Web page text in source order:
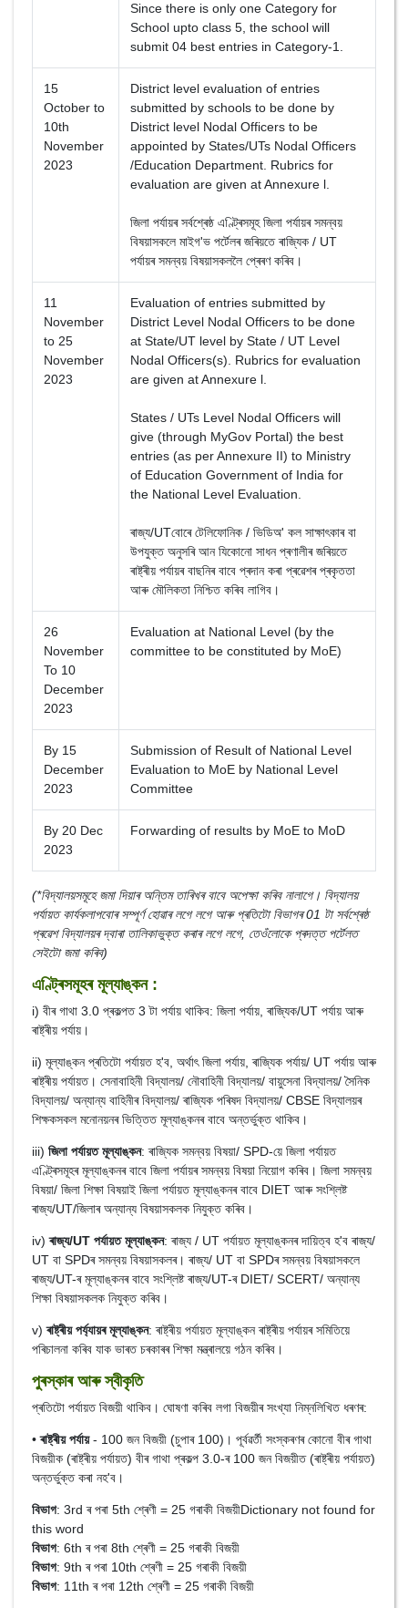
Since there is only one Category for
School upto class 5, the school will
submit 04 best entries in Category-1.
15
October to
10th
November
2023
District level evaluation of entries
submitted by schools to be done by
District level Nodal Officers to be
appointed by States/UTs Nodal Officers
/Education Department. Rubrics for
evaluation are given at Annexure l.
জিলা পৰ্যায়ৰ সৰ্বশ্ৰেষ্ঠ এণ্ট্ৰিসমূহ জিলা পৰ্যায়ৰ সমন্বয়
বিষয়াসকলে মাইগ'ভ পৰ্টেলৰ জৰিয়তে ৰাজ্যিক / UT
পৰ্যায়ৰ সমন্বয় বিষয়াসকললৈ প্ৰেৰণ কৰিব।
11
November
to 25
November
2023
Evaluation of entries submitted by
District Level Nodal Officers to be done
at State/UT level by State / UT Level
Nodal Officers(s). Rubrics for evaluation
are given at Annexure l.
States / UTs Level Nodal Officers will
give (through MyGov Portal) the best
entries (as per Annexure II) to Ministry
of Education Government of India for
the National Level Evaluation.
ৰাজ্য/UTবোৰে টেলিফোনিক / ভিডিঅ' কল সাক্ষাৎকাৰ বা
উপযুক্ত অনুসৰি আন যিকোনো সাধন প্ৰণালীৰ জৰিয়তে
ৰাষ্ট্ৰীয় পৰ্যায়ৰ বাছনিৰ বাবে প্ৰদান কৰা প্ৰৱেশৰ প্ৰকৃততা
আৰু মৌলিকতা নিশ্চিত কৰিব লাগিব।
26
November
To 10
December
2023
Evaluation at National Level (by the
committee to be constituted by MoE)
By 15
December
2023
Submission of Result of National Level
Evaluation to MoE by National Level
Committee
By 20 Dec
2023
Forwarding of results by MoE to MoD
(*বিদ্যালয়সমূহে জমা দিয়াৰ অন্তিম তাৰিখৰ বাবে অপেক্ষা কৰিব নালাগে। বিদ্যালয়
পৰ্যায়ত কাৰ্যকলাপবোৰ সম্পূৰ্ণ হোৱাৰ লগে লগে আৰু প্ৰতিটো বিভাগৰ 01 টা সৰ্বশ্ৰেষ্ঠ
প্ৰৱেশ বিদ্যালয়ৰ দ্বাৰা তালিকাভুক্ত কৰাৰ লগে লগে, তেওঁলোকে প্ৰদত্ত পৰ্টেলত
সেইটো জমা কৰিব)
এণ্ট্ৰিসমূহৰ মূল্যাঙ্কন :
i) বীৰ গাথা 3.0 প্ৰকল্পত 3 টা পৰ্যায় থাকিব: জিলা পৰ্যায়, ৰাজ্যিক/UT পৰ্যায় আৰু
ৰাষ্ট্ৰীয় পৰ্যায়।
ii) মূল্যাঙ্কন প্ৰতিটো পৰ্যায়ত হ'ব, অৰ্থাৎ জিলা পৰ্যায়, ৰাজ্যিক পৰ্যায়/ UT পৰ্যায় আৰু
ৰাষ্ট্ৰীয় পৰ্যায়ত। সেনাবাহিনী বিদ্যালয়/ নৌবাহিনী বিদ্যালয়/ বায়ুসেনা বিদ্যালয়/ সৈনিক
বিদ্যালয়/ অন্যান্য বাহিনীৰ বিদ্যালয়/ ৰাজ্যিক পৰিষদ বিদ্যালয়/ CBSE বিদ্যালয়ৰ
শিক্ষকসকল মনোনয়নৰ ভিত্তিত মূল্যাঙ্কনৰ বাবে অন্তৰ্ভুক্ত থাকিব।
iii) জিলা পৰ্যায়ত মূল্যাঙ্কন: ৰাজ্যিক সমন্বয় বিষয়া/ SPD-য়ে জিলা পৰ্যায়ত
এণ্ট্ৰিসমূহৰ মূল্যাঙ্কনৰ বাবে জিলা পৰ্যায়ৰ সমন্বয় বিষয়া নিয়োগ কৰিব। জিলা সমন্বয়
বিষয়া/ জিলা শিক্ষা বিষয়াই জিলা পৰ্যায়ত মূল্যাঙ্কনৰ বাবে DIET আৰু সংশ্লিষ্ট
ৰাজ্য/UT/জিলাৰ অন্যান্য বিষয়াসকলক নিযুক্ত কৰিব।
iv)ৰাজ্য/UT পৰ্যায়ত মূল্যাঙ্কন: ৰাজ্য / UT পৰ্যায়ত মূল্যাঙ্কনৰ দায়িত্ব হ'ব ৰাজ্য/
UT বা SPDৰ সমন্বয় বিষয়াসকলৰ। ৰাজ্য/ UT বা SPDৰ সমন্বয় বিষয়াসকলে
ৰাজ্য/UT-ৰ মূল্যাঙ্কনৰ বাবে সংশ্লিষ্ট ৰাজ্য/UT-ৰ DIET/ SCERT/ অন্যান্য
শিক্ষা বিষয়াসকলক নিযুক্ত কৰিব।
v)ৰাষ্ট্ৰীয় পৰ্য্যায়ৰ মূল্যাঙ্কন: ৰাষ্ট্ৰীয় পৰ্যায়ত মূল্যাঙ্কন ৰাষ্ট্ৰীয় পৰ্যায়ৰ সমিতিয়ে
পৰিচালনা কৰিব যাক ভাৰত চৰকাৰৰ শিক্ষা মন্ত্ৰালয়ে গঠন কৰিব।
পুৰস্কাৰ আৰু স্বীকৃতি
প্ৰতিটো পৰ্যায়ত বিজয়ী থাকিব। ঘোষণা কৰিব লগা বিজয়ীৰ সংখ্যা নিম্নলিখিত ধৰণৰ:
•ৰাষ্ট্ৰীয় পৰ্যায়- 100 জন বিজয়ী (চুপাৰ 100)। পূৰ্বৱৰ্তী সংস্কৰণৰ কোনো বীৰ গাথা
বিজয়ীক (ৰাষ্ট্ৰীয় পৰ্যায়ত) বীৰ গাথা প্ৰকল্প 3.0-ৰ 100 জন বিজয়ীত (ৰাষ্ট্ৰীয় পৰ্যায়ত)
অন্তৰ্ভুক্ত কৰা নহ'ব।
বিভাগ: 3rd ৰ পৰা 5th শ্ৰেণী = 25 গৰাকী বিজয়ীDictionary not found for
this word
বিভাগ: 6th ৰ পৰা 8th শ্ৰেণী = 25 গৰাকী বিজয়ী
বিভাগ: 9th ৰ পৰা 10th শ্ৰেণী = 25 গৰাকী বিজয়ী
বিভাগ: 11th ৰ পৰা 12th শ্ৰেণী = 25 গৰাকী বিজয়ী